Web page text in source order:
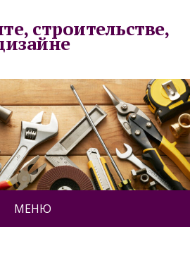
строительстве,
МЕНЮ